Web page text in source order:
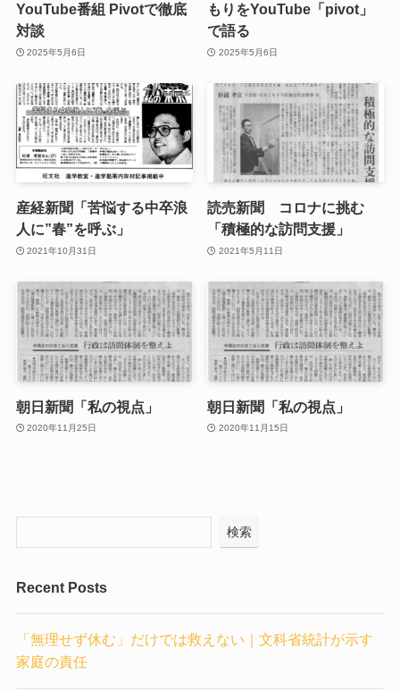
YouTube番組 Pivotで徹底
対談
2025年5月6日
もりをYouTube「pivot」
で語る
2025年5月6日
産経新聞「苦悩する中卒浪
人に”春”を呼ぶ」
2021年10月31日
読売新聞 コロナに挑む
「積極的な訪問支援」
2021年5月11日
朝日新聞「私の視点」
2020年11月25日
朝日新聞「私の視点」
2020年11月15日
検索
Recent Posts
「無理せず休む」だけでは救えない｜文科省統計が示す
家庭の責任